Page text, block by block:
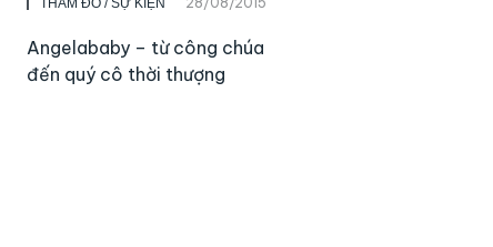
Angelababy – từ công chúa
đến quý cô thời thượng